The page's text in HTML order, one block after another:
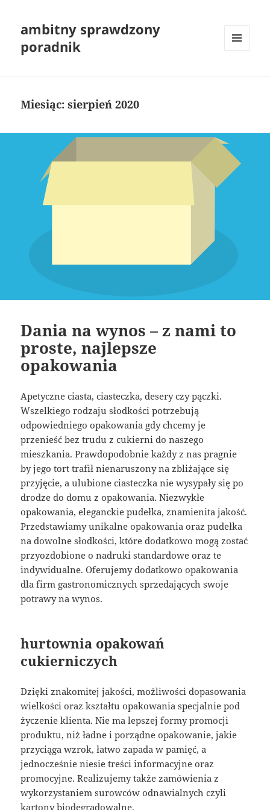
ambitny sprawdzony
poradnik
Miesiąc:sierpień 2020
Dania na wynos – z nami to
proste, najlepsze
opakowania
Apetyczne ciasta, ciasteczka, desery czy pączki.
Wszelkiego rodzaju słodkości potrzebują
odpowiedniego opakowania gdy chcemy je
przenieść bez trudu z cukierni do naszego
mieszkania. Prawdopodobnie każdy z nas pragnie
by jego tort trafił nienaruszony na zbliżające się
przyjęcie, a ulubione ciasteczka nie wysypały się po
drodze do domu z opakowania. Niezwykłe
opakowania, eleganckie pudełka, znamienita jakość.
Przedstawiamy unikalne opakowania oraz pudełka
na dowolne słodkości, które dodatkowo mogą zostać
przyozdobione o nadruki standardowe oraz te
indywidualne. Oferujemy dodatkowo opakowania
dla firm gastronomicznych sprzedających swoje
potrawy na wynos.
hurtownia opakowań
cukierniczych
Dzięki znakomitej jakości, możliwości dopasowania
wielkości oraz kształtu opakowania specjalnie pod
życzenie klienta. Nie ma lepszej formy promocji
produktu, niż ładne i porządne opakowanie, jakie
przyciąga wzrok, łatwo zapada w pamięć, a
jednocześnie niesie treści informacyjne oraz
promocyjne. Realizujemy także zamówienia z
wykorzystaniem surowców odnawialnych czyli
kartony biodegradowalne.